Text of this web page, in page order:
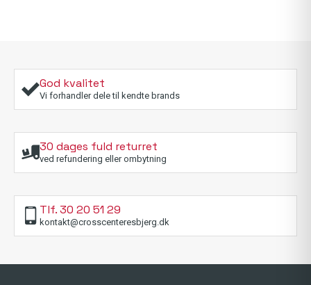
på
varesiden
God kvalitet
Vi forhandler dele til kendte brands
30 dages fuld returret
ved refundering eller ombytning
Tlf. 30 20 51 29
kontakt@crosscenteresbjerg.dk